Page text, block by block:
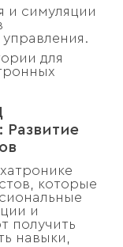
и симуляции
для
Развитие
которые
и
получить
навыки,